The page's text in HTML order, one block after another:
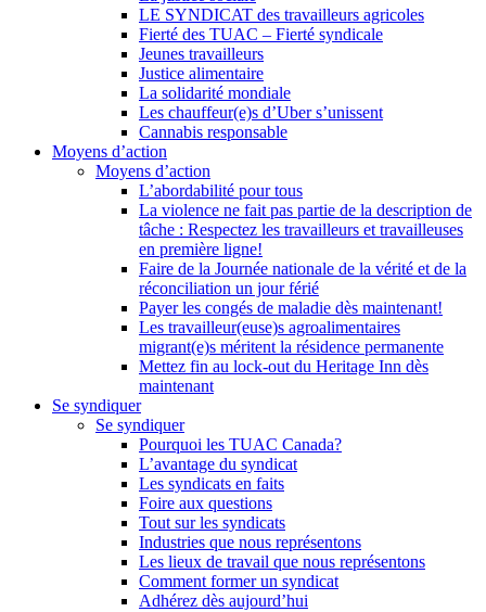
LE SYNDICAT des travailleurs agricoles
Fierté des TUAC – Fierté syndicale
Jeunes travailleurs
Justice alimentaire
La solidarité mondiale
Les chauffeur(e)s d’Uber s’unissent
Cannabis responsable
Moyens d’action
Moyens d’action
L’abordabilité pour tous
La violence ne fait pas partie de la description de
tâche : Respectez les travailleurs et travailleuses
en première ligne!
Faire de la Journée nationale de la vérité et de la
réconciliation un jour férié
Payer les congés de maladie dès maintenant!
Les travailleur(euse)s agroalimentaires
migrant(e)s méritent la résidence permanente
Mettez fin au lock-out du Heritage Inn dès
maintenant
Se syndiquer
Se syndiquer
Pourquoi les TUAC Canada?
L’avantage du syndicat
Les syndicats en faits
Foire aux questions
Tout sur les syndicats
Industries que nous représentons
Les lieux de travail que nous représentons
Comment former un syndicat
Adhérez dès aujourd’hui